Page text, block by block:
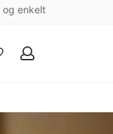
og enkelt